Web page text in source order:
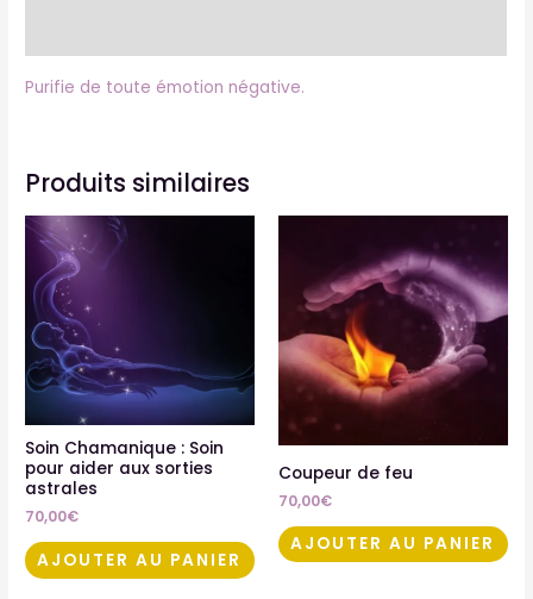
Purifie de toute émotion négative.
Produits similaires
Soin Chamanique : Soin
pour aider aux sorties
astrales
70,00€
AJOUTER AU PANIER
Coupeur de feu
70,00€
AJOUTER AU PANIER